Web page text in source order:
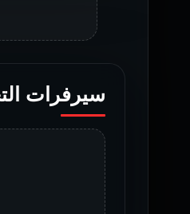
سيرفرات